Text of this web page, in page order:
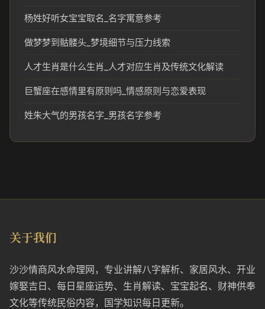
杨姓好听女宝宝取名_名字寓意参考
做梦梦到骷髅头_梦境细节与压力线索
人才生肖是什么生肖_人才对应生肖及传统文化解读
巨蟹座在感情里有原则吗_情感原则与恋爱表现
姓朱大气的男孩名字_男孩名字参考
关于我们
沙沙情商风水命理网，专业讲解八字解析、家居风水、开业
嫁娶吉日、每日星座运势、生肖解读、宝宝起名、财神供奉
文化等传统民俗内容，国学知识每日更新。